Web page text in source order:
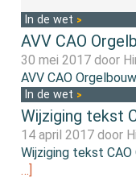
In de wet
AVV CAO
30 mei 2017 door
AVV CAO
In de wet
Wijziging tekst
14 april 2017 door
Wijziging tekst
…]